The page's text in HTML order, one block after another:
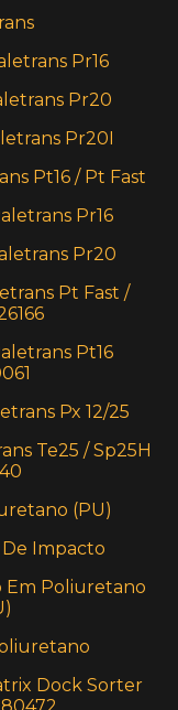
Pr16
Pr20
Pr20I
Pt16 / Pt Fast
Pr16
Pr20
Pt Fast /
Pt16
Px 12/25
Te25 / Sp25H
(PU)
Impacto
Em Poliuretano
Dock Sorter